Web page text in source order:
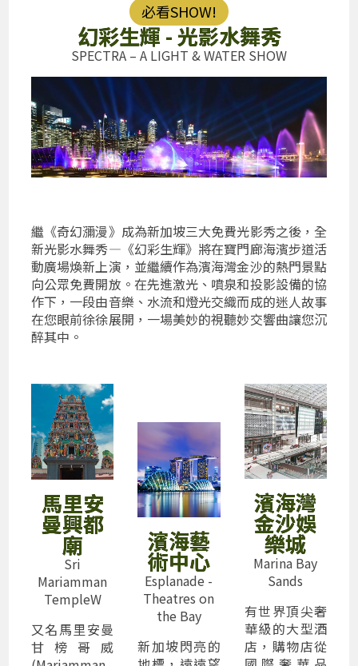
必看SHOW!
幻彩生輝 - 光影水舞秀
SPECTRA – A LIGHT & WATER SHOW
繼《奇幻瀰漫》成為新加坡三大免費光影秀之後，全
新光影水舞秀—《幻彩生輝》將在寶門廊海濱步道活
動廣場煥新上演，並繼續作為濱海灣金沙的熱門景點
向公眾免費開放。在先進激光、噴泉和投影設備的協
作下，一段由音樂、水流和燈光交織而成的迷人故事
在您眼前徐徐展開，一場美妙的視聽妙交響曲讓您沉
醉其中。
馬里安
曼興都
廟
Sri
Mariamman
TempleW
又名馬里安曼
甘榜哥威
濱海藝
術中心
Esplanade -
Theatres on
the Bay
新加坡閃亮的
濱海灣
金沙娛
樂城
Marina Bay
Sands
有世界頂尖奢
華級的大型酒
店，購物店從